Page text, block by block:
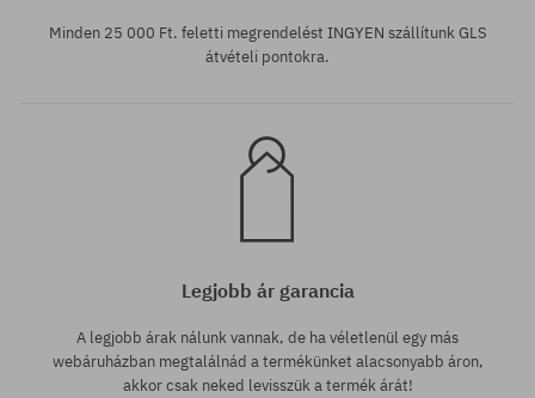
Minden 25 000 Ft. feletti megrendelést INGYEN szállítunk GLS
átvételi pontokra.
Legjobb ár garancia
A legjobb árak nálunk vannak, de ha véletlenül egy más
webáruházban megtalálnád a termékünket alacsonyabb áron,
akkor csak neked levisszük a termék árát!